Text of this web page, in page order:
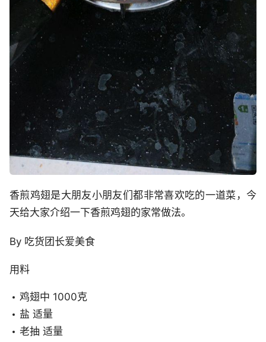
香煎鸡翅是大朋友小朋友们都非常喜欢吃的一道菜，今
天给大家介绍一下香煎鸡翅的家常做法。
By 吃货团长爱美食
用料
鸡翅中 1000克
盐 适量
老抽 适量